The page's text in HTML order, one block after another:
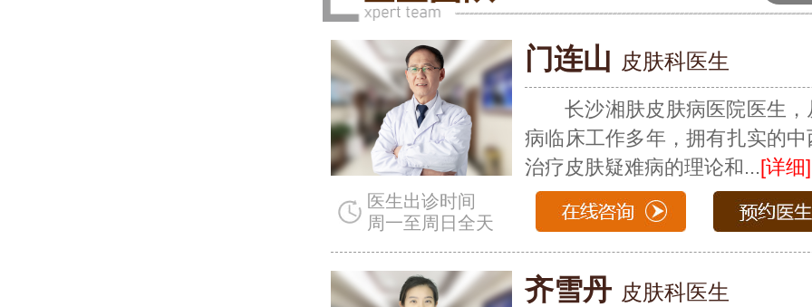
医生出诊时间
周一至周日全天
门连山 皮肤科医生
长沙湘肤皮肤病医院医生
病临床工作多年，拥有扎实的
治疗皮肤疑难病的理论和...[详细]
齐雪丹 皮肤科医生